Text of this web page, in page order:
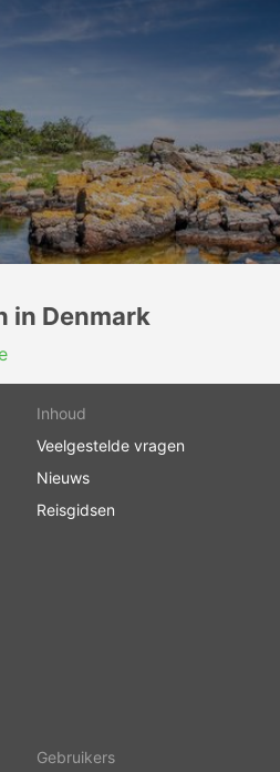
in Denmark
Inhoud
Veelgestelde vragen
Nieuws
Reisgidsen
Gebruikers